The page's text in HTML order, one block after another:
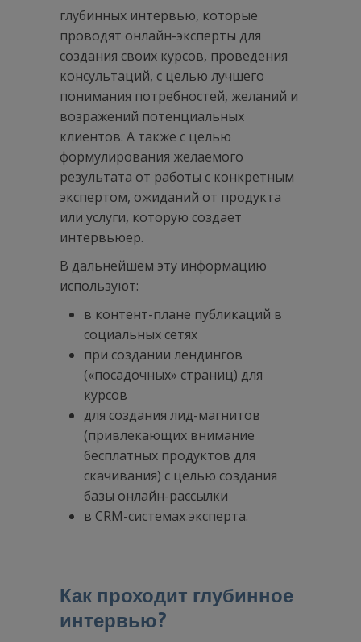
глубинных интервью, которые
проводят онлайн-эксперты для
создания своих курсов, проведения
консультаций, с целью лучшего
понимания потребностей, желаний и
возражений потенциальных
клиентов. А также с целью
формулирования желаемого
результата от работы с конкретным
экспертом, ожиданий от продукта
или услуги, которую создает
интервьюер.
В дальнейшем эту информацию
используют:
в контент-плане публикаций в
социальных сетях
при создании лендингов
(«посадочных» страниц) для
курсов
для создания лид-магнитов
(привлекающих внимание
бесплатных продуктов для
скачивания) с целью создания
базы онлайн-рассылки
в CRM-системах эксперта.
Как проходит глубинное
интервью?